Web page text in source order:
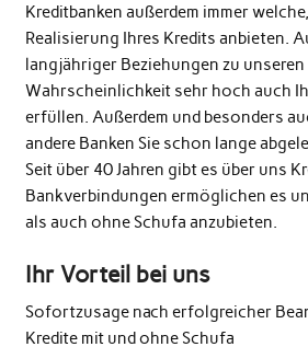
Kreditbanken außerdem immer
Realisierung Ihres Kredits anbieten.
langjähriger Beziehungen zu
Wahrscheinlichkeit sehr hoch auch
erfüllen. Außerdem und besonders
andere Banken Sie schon lange
Seit über 40 Jahren gibt es über uns
Bankverbindungen ermöglichen es
als auch ohne Schufa anzubieten.
Ihr Vorteil bei uns
Sofortzusage nach erfolgreicher
Kredite mit und ohne Schufa